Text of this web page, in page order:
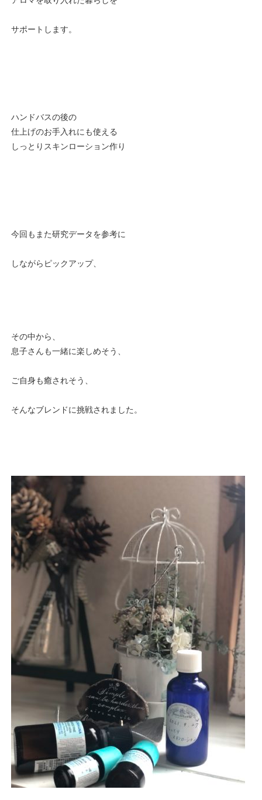
サポートします。
ハンドバスの後の
仕上げのお手入れにも使える
しっとり スキンローション作り
今回もまた研究データを参考に
しながらピックアップ、
その中から、
息子さんも一緒に楽しめそう、
ご自身も癒されそう、
そんなブレンドに挑戦されました。